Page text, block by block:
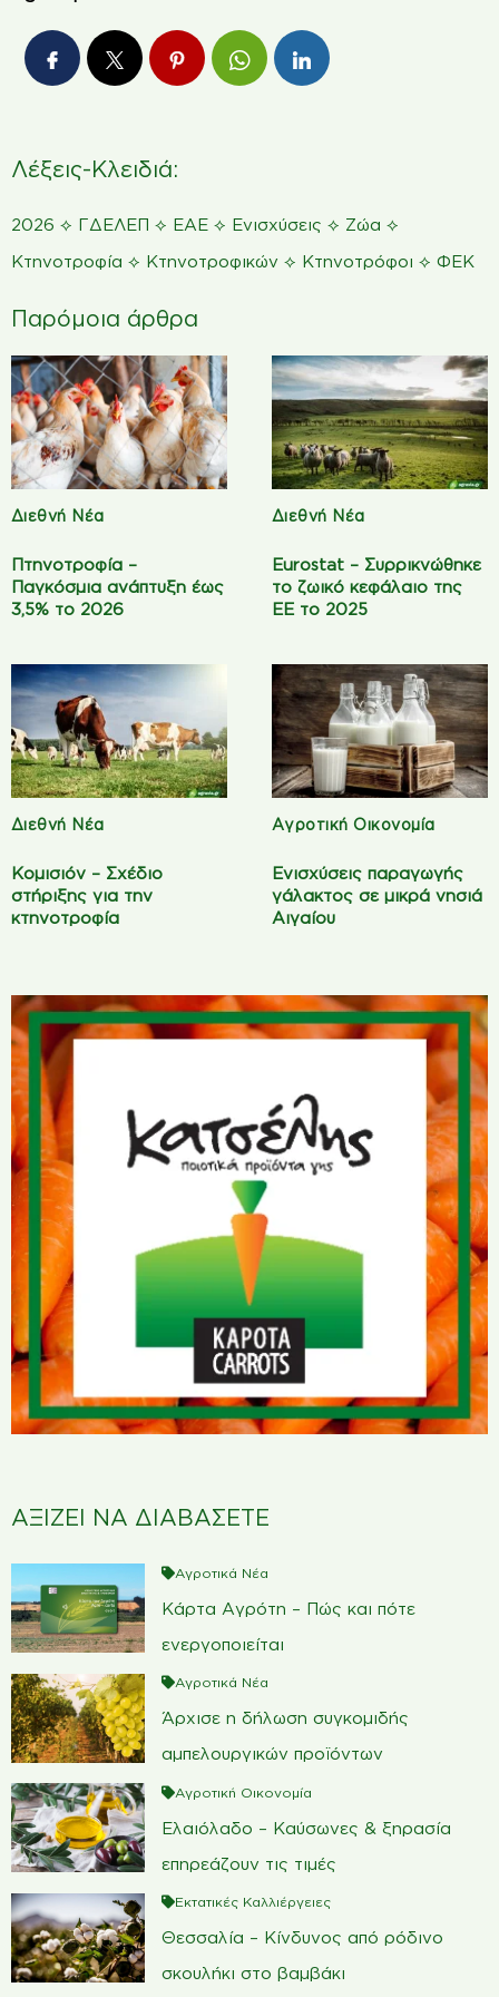
Λέξεις-Κλειδιά:
2026 ⟡ ΓΔΕΛΕΠ ⟡ ΕΑΕ ⟡ Ενισχύσεις ⟡ Ζώα ⟡
Κτηνοτροφία ⟡ Κτηνοτροφικών ⟡ Κτηνοτρόφοι ⟡ ΦΕΚ
Παρόμοια άρθρα
Διεθνή Νέα
Πτηνοτροφία –
Παγκόσμια ανάπτυξη έως
3,5% το 2026
Διεθνή Νέα
Eurostat – Συρρικνώθηκε
το ζωικό κεφάλαιο της
ΕΕ το 2025
Διεθνή Νέα
Κομισιόν – Σχέδιο
στήριξης για την
κτηνοτροφία
Αγροτική Οικονομία
Ενισχύσεις παραγωγής
γάλακτος σε μικρά νησιά
Αιγαίου
ΑΞΙΖΕΙ ΝΑ ΔΙΑΒΑΣΕΤΕ
Αγροτικά Νέα
Κάρτα Αγρότη – Πώς και πότε
ενεργοποιείται
Αγροτικά Νέα
Άρχισε η δήλωση συγκομιδής
αμπελουργικών προϊόντων
Αγροτική Οικονομία
Ελαιόλαδο – Καύσωνες & ξηρασία
επηρεάζουν τις τιμές
Εκτατικές Καλλιέργειες
Θεσσαλία – Κίνδυνος από ρόδινο
σκουλήκι στο βαμβάκι